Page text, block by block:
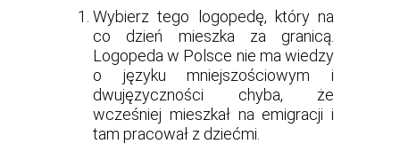
Wybierz tego logopedę, który na
co dzień mieszka za granicą.
Logopeda w Polsce nie ma wiedzy
o języku mniejszościowym i
dwujęzyczności chyba, że
wcześniej mieszkał na emigracji i
tam pracował z dziećmi.